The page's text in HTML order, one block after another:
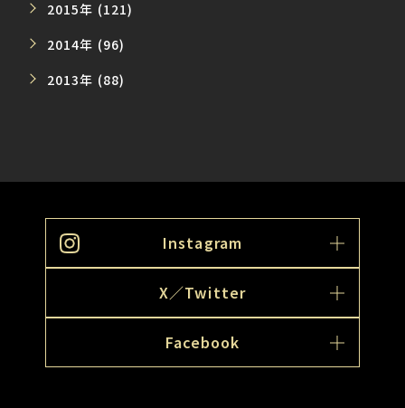
2015年 (121)
2014年 (96)
2013年 (88)
Instagram
X／Twitter
Facebook